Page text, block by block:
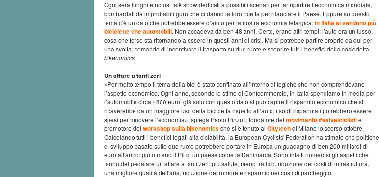
Ogni sera lunghi e noiosi talk show dedicati a possibili scenari per far ripartire l’economica mondiale,
bombardati da improbabili guru che ci danno la loro ricetta per rilanciare il Paese. Eppure su questo
tema c’è un dato che potrebbe essere d’aiuto per la nostra economia letargica:in Italia si vendono più
biciclette che automobili. Non accadeva da ben 48 anni. Certo, erano altri tempi: l’auto era un lusso,
cosa che forse sta ritornando a essere in questi anni di crisi. Ma si potrebbe partire proprio da qui per
una svolta, cercando di incentivare il trasporto su due ruote e scoprire tutti i benefici della cosiddetta
bikenomics.
Un affare a tanti zeri
«Per molto tempo il tema della bici è stato confinato all’interno di logiche che non comprendevano
l’aspetto economico. Ogni anno, secondo le stime di Confcommercio, in Italia spendiamo in media per
l’automobile circa 4800 euro: già solo con questo dato si può capire il risparmio economico che si
ricaverebbe da un maggiore uso della bicicletta rispetto all’auto; i soldi risparmiati potrebbero essere
spesi per muovere l’economia», spiega Paolo Pinzuti, fondatore del movimento #salvaiciclistie
promotore del workshop sulla bikenomicsche si è tenuto al Citytechdi Milano lo scorso ottobre.
Calcolando tutti i benefici legati alla ciclabilità, la European Cyclists' Federation ha stimato che politiche
di sviluppo basate sulle due ruote potrebbero portare in Europa un guadagno di ben 200 miliardi di
euro all'anno: più o meno il Pil di un paese come la Danimarca. Sono infatti numerosi gli aspetti che
fanno del pedalare un affare a tanti zeri: più salute, meno traffico, riduzione dei costi di infrastruttura,
una migliore qualità dell'aria, riduzione del rumore e risparmio nei costi di parcheggio.